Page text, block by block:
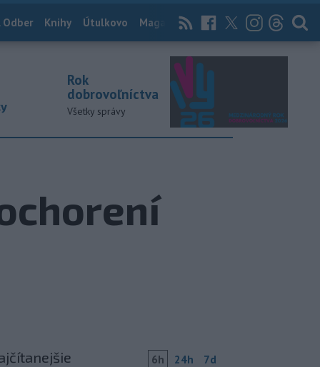
Odber Knihy Útulkovo Magazín News Now Archív
Rok
dobrovoľníctva
Všetky správy
6h 24h 7d